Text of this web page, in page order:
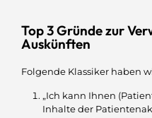
Top 3 Gründe zur
Auskünften
Folgende Klassiker haben
„Ich kann Ihnen
Inhalte der